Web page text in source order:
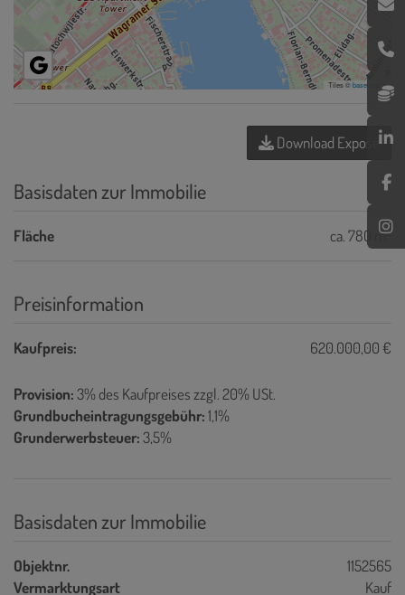
Tiles ©basemap.at
Download Expose
Basisdaten zur Immobilie
Fläche ca. 780 m2
Preisinformation
Kaufpreis: 620.000,00 €
Provision:3% des Kaufpreises zzgl. 20% USt.
Grundbucheintragungsgebühr:1,1%
Grunderwerbsteuer:3,5%
Basisdaten zur Immobilie
Objektnr.
1152565
Vermarktungsart
Kauf